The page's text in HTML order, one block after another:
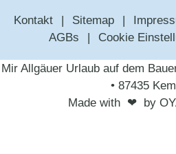
Kontakt Sitemap
AGBs
Cookie
Mir Allgäuer Urlaub auf dem
• 87435
Made with
❤︎ by